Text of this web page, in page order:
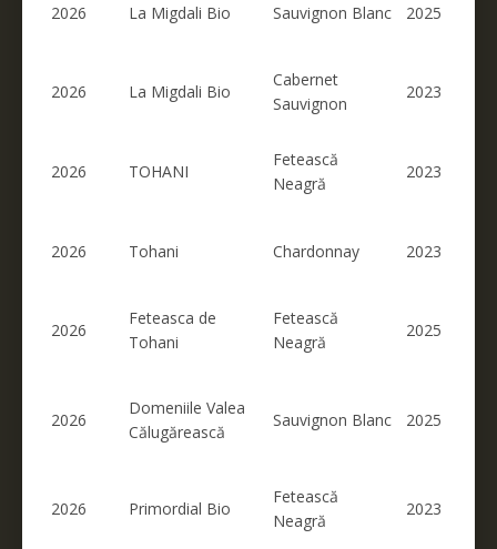
2026 La Migdali Bio Sauvignon Blanc 2025
2026 La Migdali Bio
Cabernet
Sauvignon
2023
2026 TOHANI
Fetească
Neagră
2023
2026 Tohani Chardonnay 2023
2026
Feteasca de
Tohani
Fetească
Neagră
2025
2026
Domeniile Valea
Călugărească
Sauvignon Blanc 2025
2026 Primordial Bio
Fetească
Neagră
2023